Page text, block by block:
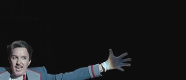
с 1957 года довольно
журнал «Москва»,